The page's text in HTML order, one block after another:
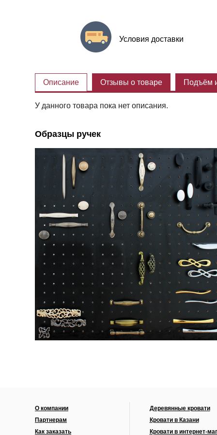
Условия доставки
Описание Отзывы о товаре Подъём
У данного товара пока нет описания.
Образцы ручек
О компании
Партнерам
Как заказать
Деревянные кровати
Кровати в Казани
Кровати в интернет-